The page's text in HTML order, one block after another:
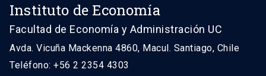
Instituto de Economía
Facultad de Economía y Administración UC
Avda. Vicuña Mackenna 4860, Macul. Santiago, Chile
Teléfono: +56 2 2354 4303